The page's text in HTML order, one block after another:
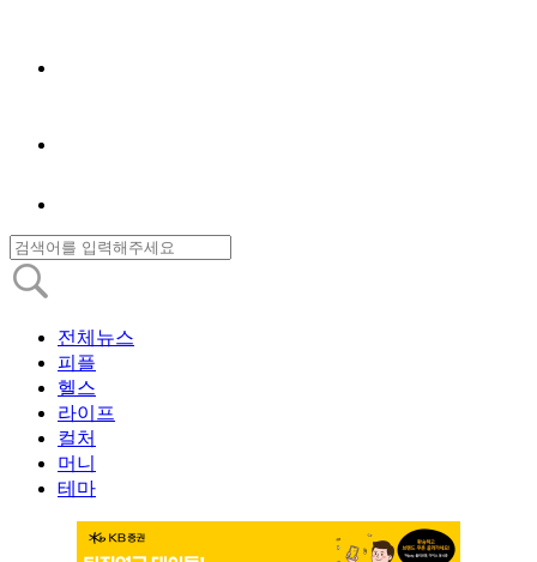
전체뉴스
피플
헬스
라이프
컬처
머니
테마